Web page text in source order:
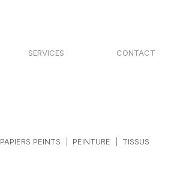
SERVICES CONTACT
TISSUS
PEINTURE
PAPIERS PEINTS